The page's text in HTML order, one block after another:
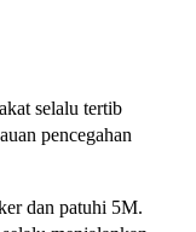
selalu tertib
pencegahan
dan patuhi 5M.